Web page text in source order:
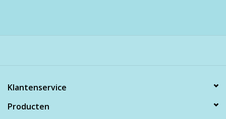
Klantenservice
Producten